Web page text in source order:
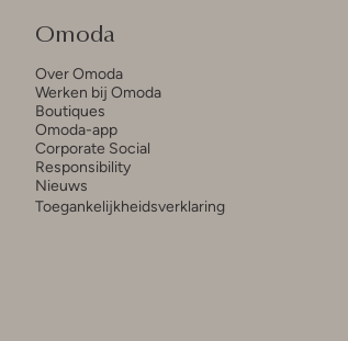
Omoda
Over Omoda
Werken bij Omoda
Boutiques
Omoda-app
Corporate Social
Responsibility
Nieuws
Toegankelijkheidsverklaring